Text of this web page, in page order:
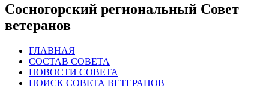
Сосногорский региональный Совет
ветеранов
ГЛАВНАЯ
СОСТАВ СОВЕТА
НОВОСТИ СОВЕТА
ПОИСК СОВЕТА ВЕТЕРАНОВ